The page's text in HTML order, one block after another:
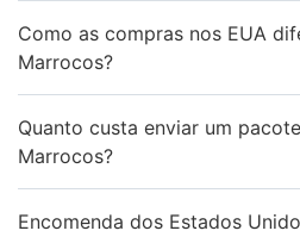
Como as compras nos EUA
Marrocos?
Quanto custa enviar um
Marrocos?
Encomenda dos Estados